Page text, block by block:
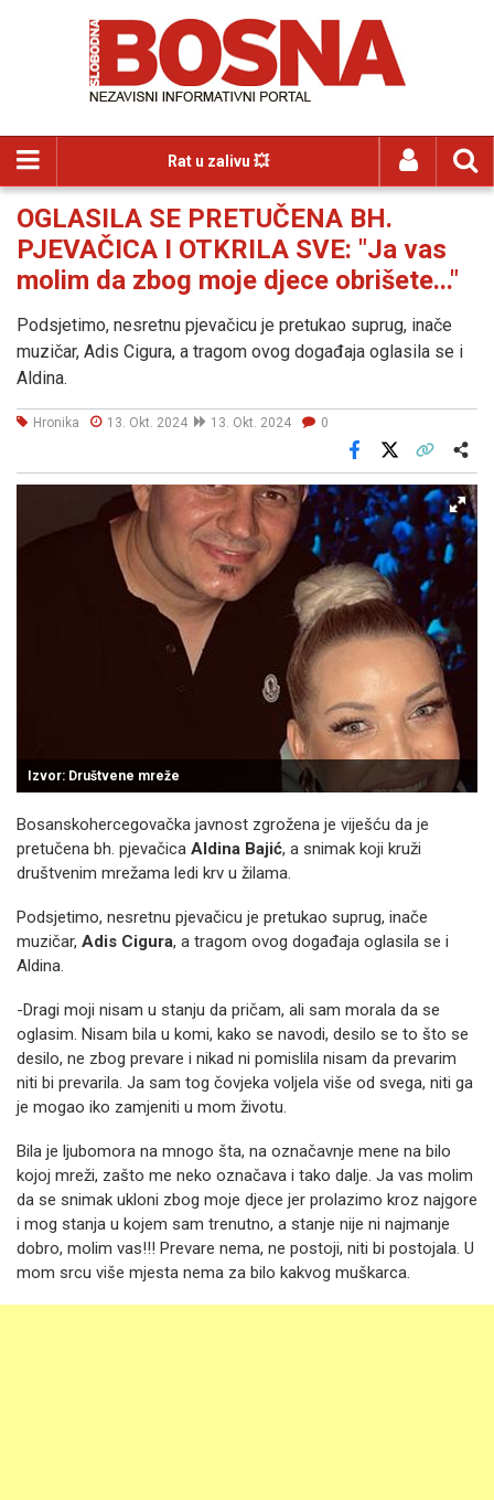
Rat u zalivu 💥
OGLASILA SE PRETUČENA BH.
PJEVAČICA I OTKRILA SVE: "Ja vas
molim da zbog moje djece obrišete..."
Podsjetimo, nesretnu pjevačicu je pretukao suprug, inače
muzičar, Adis Cigura, a tragom ovog događaja oglasila se i
Aldina.
Hronika 13. Okt. 2024 13. Okt. 2024 0
Facebook
Izvor: Društvene mreže
Bosanskohercegovačka javnost zgrožena je viješću da je
pretučena bh. pjevačica Aldina Bajić, a snimak koji kruži
društvenim mrežama ledi krv u žilama.
Podsjetimo, nesretnu pjevačicu je pretukao suprug, inače
muzičar, Adis Cigura, a tragom ovog događaja oglasila se i
Aldina.
-Dragi moji nisam u stanju da pričam, ali sam morala da se
oglasim. Nisam bila u komi, kako se navodi, desilo se to što se
desilo, ne zbog prevare i nikad ni pomislila nisam da prevarim
niti bi prevarila. Ja sam tog čovjeka voljela više od svega, niti ga
je mogao iko zamjeniti u mom životu.
Bila je ljubomora na mnogo šta, na označavnje mene na bilo
kojoj mreži, zašto me neko označava i tako dalje. Ja vas molim
da se snimak ukloni zbog moje djece jer prolazimo kroz najgore
i mog stanja u kojem sam trenutno, a stanje nije ni najmanje
dobro, molim vas!!! Prevare nema, ne postoji, niti bi postojala. U
mom srcu više mjesta nema za bilo kakvog muškarca.